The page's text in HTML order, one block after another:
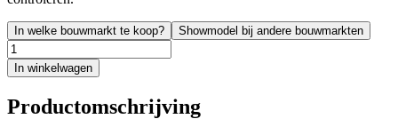
In welke bouwmarkt te koop? Showmodel bij andere bouwmarkten
In winkelwagen
Productomschrijving